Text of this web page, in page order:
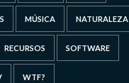
MÚSICA NATURALEZA
RECURSOS SOFTWARE
WTF?